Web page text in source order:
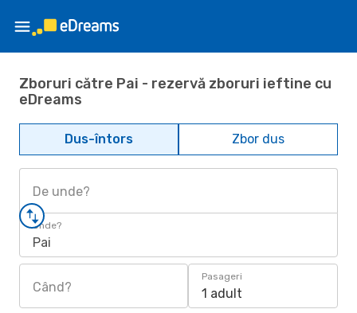
Zboruri către Pai - rezervă zboruri ieftine cu
eDreams
Dus-întors Zbor dus
De unde?
Unde?
Pai
Când?
Pasageri
1 adult